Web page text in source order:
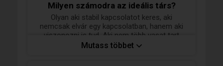
Milyen számodra az ideális társ?
Olyan aki stabil kapcsolatot keres, aki
nemcsak elvár egy kapcsolatban, hanem aki
viszonozni is tud. Aki nem több vasat tart
egyszerre a tűzben, akinek nem a sokadik
Mutass többet